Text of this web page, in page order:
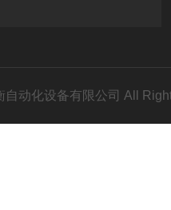
自动化设备有限公司 All